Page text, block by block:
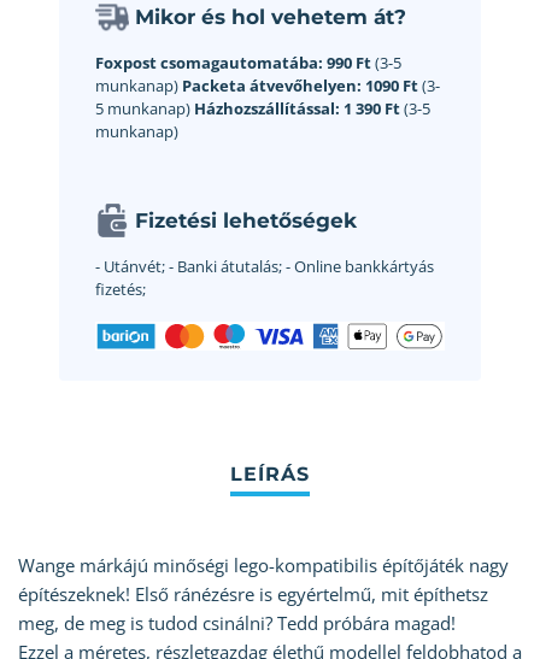
Mikor és hol vehetem át?
Foxpost csomagautomatába: 990 Ft(3-5
munkanap) Packeta átvevőhelyen: 1090 Ft(3-
5 munkanap) Házhozszállítással: 1 390 Ft(3-5
munkanap)
Fizetési lehetőségek
- Utánvét;- Banki átutalás;- Online bankkártyás
fizetés;
Wange márkájú minőségi lego-kompatibilis építőjáték nagy
építészeknek! Első ránézésre is egyértelmű, mit építhetsz
meg, de meg is tudod csinálni? Tedd próbára magad!
Ezzel a méretes, részletgazdag élethű modellel feldobhatod a